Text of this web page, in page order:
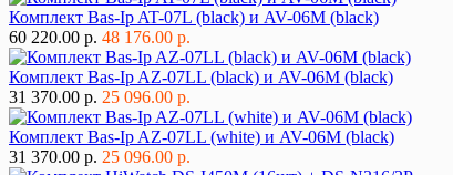
Комплект Bas-Ip AT-07L (black) и AV-06M (black)
60 220.00 р. 48 176.00 р.
Комплект Bas-Ip AZ-07LL (black) и AV-06M (black)
31 370.00 р. 25 096.00 р.
Комплект Bas-Ip AZ-07LL (white) и AV-06M (black)
31 370.00 р. 25 096.00 р.